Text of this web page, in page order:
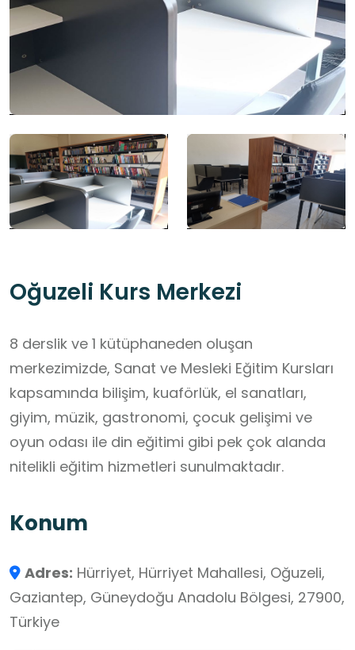
Oğuzeli Kurs Merkezi
8 derslik ve 1 kütüphaneden oluşan
merkezimizde, Sanat ve Mesleki Eğitim Kursları
kapsamında bilişim, kuaförlük, el sanatları,
giyim, müzik, gastronomi, çocuk gelişimi ve
oyun odası ile din eğitimi gibi pek çok alanda
nitelikli eğitim hizmetleri sunulmaktadır.
Konum
Adres: Hürriyet, Hürriyet Mahallesi, Oğuzeli,
Gaziantep, Güneydoğu Anadolu Bölgesi, 27900,
Türkiye